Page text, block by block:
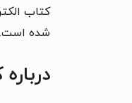
کتاب
شده است.